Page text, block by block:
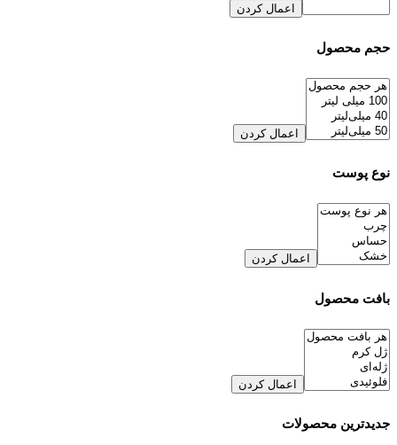
اعمال کردن
حجم محصول
اعمال کردن
نوع پوست
اعمال کردن
بافت محصول
اعمال کردن
جدیدترین محصولات